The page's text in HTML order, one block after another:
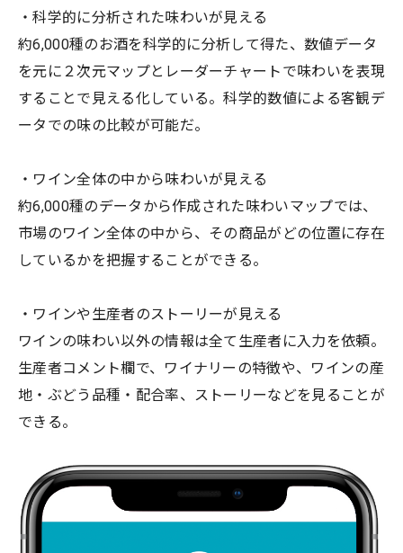
・科学的に分析された味わいが見える
約6,000種のお酒を科学的に分析して得た、数値データ
を元に２次元マップとレーダーチャートで味わいを表現
することで見える化している。科学的数値による客観デ
ータでの味の比較が可能だ。
・ワイン全体の中から味わいが見える
約6,000種のデータから作成された味わいマップでは、
市場のワイン全体の中から、その商品がどの位置に存在
しているかを把握することができる。
・ワインや生産者のストーリーが見える
ワインの味わい以外の情報は全て生産者に入力を依頼。
生産者コメント欄で、ワイナリーの特徴や、ワインの産
地・ぶどう品種・配合率、ストーリーなどを見ることが
できる。